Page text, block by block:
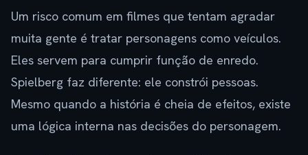
Um risco comum em filmes que tentam agradar
muita gente é tratar personagens como veículos.
Eles servem para cumprir função de enredo.
Spielberg faz diferente: ele constrói pessoas.
Mesmo quando a história é cheia de efeitos, existe
uma lógica interna nas decisões do personagem.